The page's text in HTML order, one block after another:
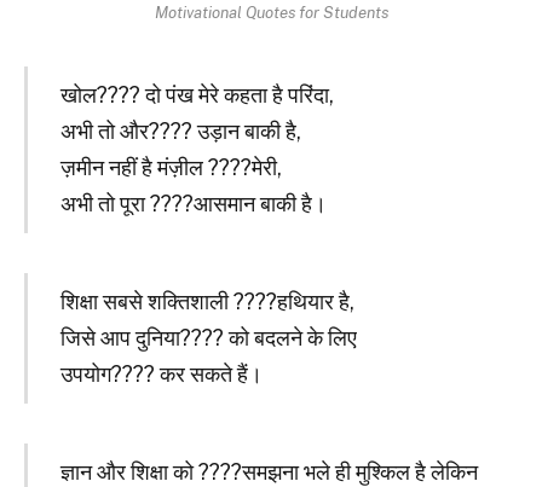
Motivational Quotes for Students
खोल???? दो पंख मेरे कहता है परिंदा,
अभी तो और???? उड़ान बाकी है,
ज़मीन नहीं है मंज़ील ????मेरी,
अभी तो पूरा ????आसमान बाकी है।
शिक्षा सबसे शक्तिशाली ????हथियार है,
जिसे आप दुनिया???? को बदलने के लिए
उपयोग???? कर सकते हैं।
ज्ञान और शिक्षा को ????समझना भले ही मुश्किल है लेकिन